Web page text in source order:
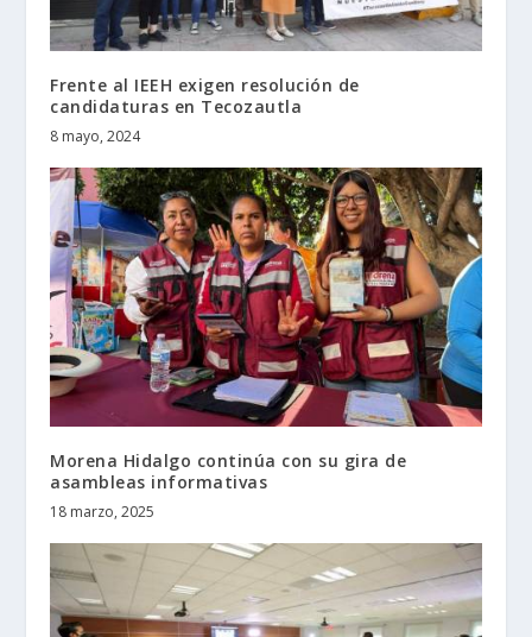
Frente al IEEH exigen resolución de
candidaturas en Tecozautla
8 mayo, 2024
Morena Hidalgo continúa con su gira de
asambleas informativas
18 marzo, 2025